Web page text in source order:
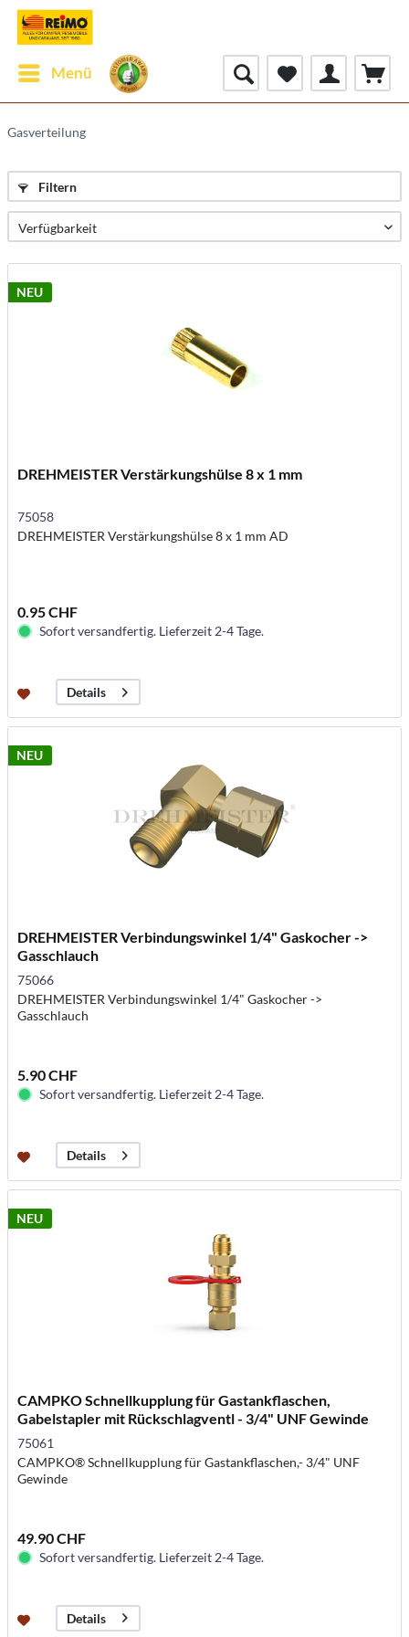
Menü
Gasverteilung
Filtern
NEU
DREHMEISTER Verstärkungshülse 8 x 1 mm
75058
DREHMEISTER Verstärkungshülse 8 x 1 mm AD
0.95 CHF
Sofort versandfertig. Lieferzeit 2-4 Tage.
Details
NEU
DREHMEISTER Verbindungswinkel 1/4" Gaskocher ->
Gasschlauch
75066
DREHMEISTER Verbindungswinkel 1/4" Gaskocher ->
Gasschlauch
5.90 CHF
Sofort versandfertig. Lieferzeit 2-4 Tage.
Details
NEU
CAMPKO Schnellkupplung für Gastankflaschen,
Gabelstapler mit Rückschlagventl - 3/4" UNF Gewinde
75061
CAMPKO® Schnellkupplung für Gastankflaschen,- 3/4" UNF
Gewinde
49.90 CHF
Sofort versandfertig. Lieferzeit 2-4 Tage.
Details